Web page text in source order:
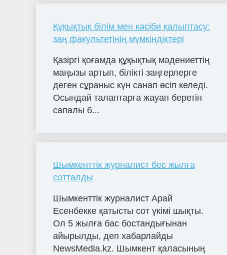
Құқықтық білім мен кәсіби қалыптасу:
заң факультетінің мүмкіндіктері
Қазіргі қоғамда құқықтық мәдениеттің
маңызы артып, білікті заңгерлерге
деген сұраныс күн санап өсіп келеді.
Осындай талаптарға жауап беретін
сапалы б...
Шымкенттік журналист бес жылға
сотталды
Шымкенттік журналист Арай
Есенбекке қатысты сот үкімі шықты.
Ол 5 жылға бас бостандығынан
айырылды, деп хабарлайды
NewsMedia.kz. Шымкент қаласының